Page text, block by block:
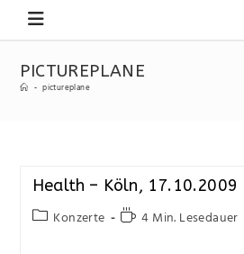
PICTUREPLANE
- pictureplane
Health – Köln, 17.10.2009
Konzerte 4 Min. Lesedauer